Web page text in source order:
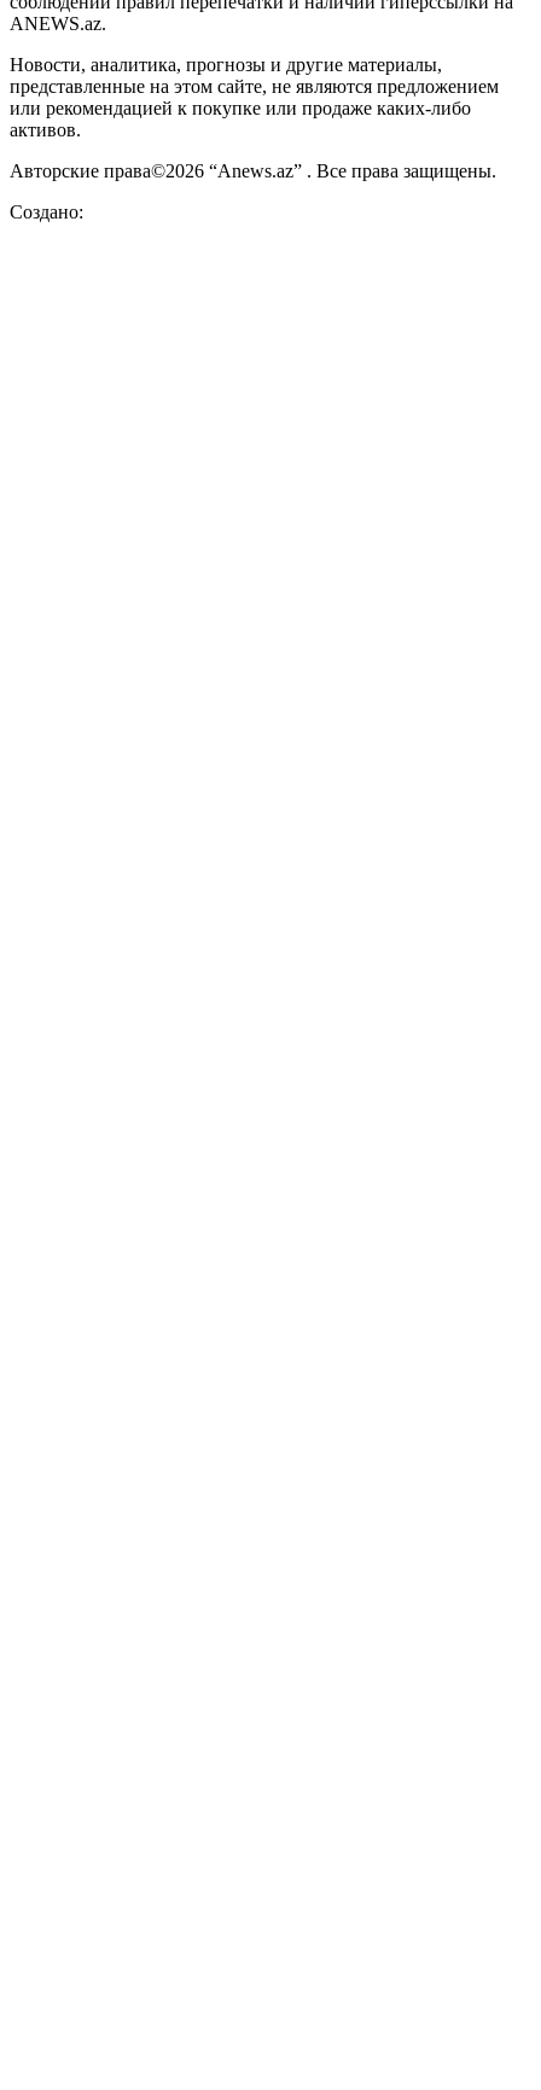
ANEWS.az.
Новости, аналитика, прогнозы и другие материалы,
представленные на этом сайте, не являются предложением
или рекомендацией к покупке или продаже каких-либо
активов.
Авторские права©2026 “Anews.az” . Все права защищены.
Создано: